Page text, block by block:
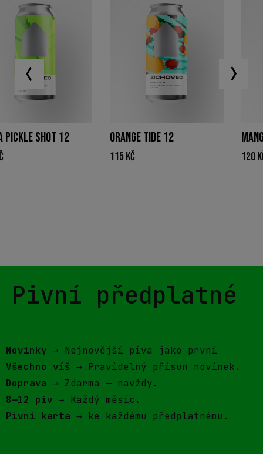
SHOT 12 ORANGE TIDE 12
115Kč 120Kč
Pivní předplatné
Novinky → Nejnovější piva jako první
Všechno víš → Pravidelný přísun novinek.
Doprava → Zdarma — navždy.
8—12 piv → Každý měsíc.
Pivní karta → ke každému předplatnému.